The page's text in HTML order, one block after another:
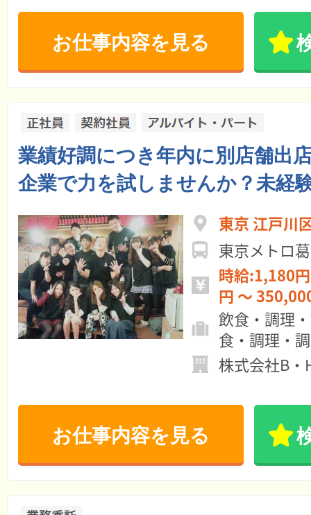
お仕事内容を見る
業績好調につき年内に別店舗出
企業で力を試しませんか？未経
東京 江戸
東京メトロ
時給:1,180円 ～ 月給
円 ～
飲食・調理
食・調理・
株式会社B
お仕事内容を見る